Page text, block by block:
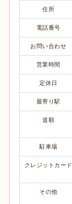
住所
電話番号
お問い合わせ
営業時間
定休日
最寄り駅
道順
駐車場
クレジットカード
その他